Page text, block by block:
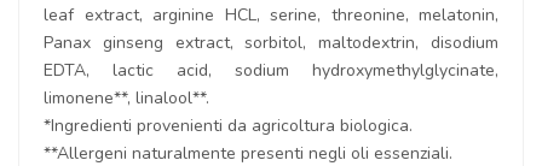
leaf extract, arginine HCL, serine, threonine, melatonin,
Panax ginseng extract, sorbitol, maltodextrin, disodium
EDTA, lactic acid, sodium hydroxymethylglycinate,
limonene**, linalool**.
*Ingredienti provenienti da agricoltura biologica.
**Allergeni naturalmente presenti negli oli essenziali.